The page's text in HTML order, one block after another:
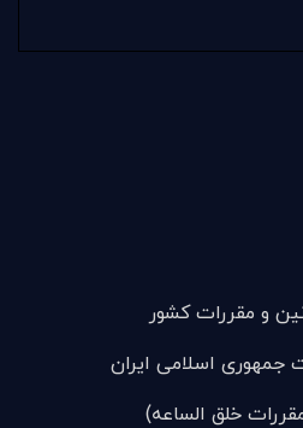
و مقررات کشور
جمهوری اسلامی ایران